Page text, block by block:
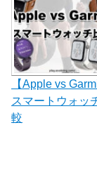
【Apple vs
スマートウォッ
較